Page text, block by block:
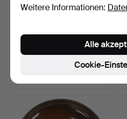
37.MODERNISTISCHE
Weitere Informationen:
Cookie-
Alle